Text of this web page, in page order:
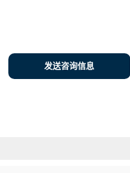
发送咨询信息